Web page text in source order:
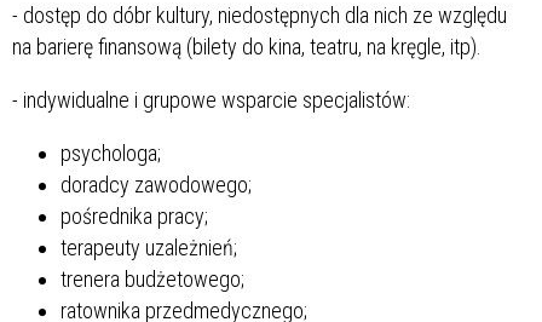
- dostęp do dóbr kultury, niedostępnych dla nich ze względu
na barierę finansową (bilety do kina, teatru, na kręgle, itp).
- indywidualne i grupowe wsparcie specjalistów:
psychologa;
doradcy zawodowego;
pośrednika pracy;
terapeuty uzależnień;
trenera budżetowego;
ratownika przedmedycznego;